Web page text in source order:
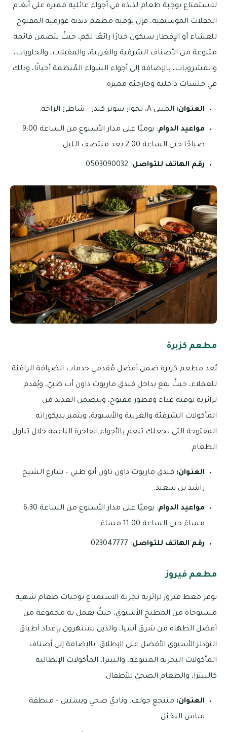
للاستمتاع بوجبة طعام لذيذة في أجواء عائلية مميزة على أنغام
الحفلات الموسيقية، فإن بوفيه مطعم دندنة غورميه المفتوح
للعشاء أو الإفطار سيكون خيارًا رائعًا لكم، حيثُ يتضمن قائمة
متنوعة من الأصناف الشرقية والغربية، والمقبلات، والحلويات،
والمشروبات، بالإضافة إلى أجواء الشواء المُنظمة أحيانًا، وذلك
في جلسات داخلية وخارجيّة مميزة.
العنوان: المبنى A، بجوار سوبر كيدز – شاطئ الراحة.
مواعيد الدوام
: يوميًا على مدار الأسبوع من الساعة 9:00
صباحًا حتى الساعة 2:00 بعد منتصف الليل.
رقم الهاتف للتواصل: 0503090032.
مطعم كزبرة
يُعد مطعم كزبرة ضمن أفضل مُقدمي خدمات الضيافة الراقيّة
للعملاء، حيثُ يقع بداخل فندق ماريوت داون أب ظبيّ، ويُقدم
لزائريه بوفيه غداء وفطور مفتوح، وبتضمن العديد من
المأكولات الشرقيّة والغربية والأسيوية، ويتميز بديكوراته
المفتوحة التي تجعلك تنعم بالأجواء الفاخرة الناعمة خلال تناول
الطعام.
العنوان: فندق ماريوت داون تاون أبو ظبي – شارع الشيخ
راشد بن سعيد.
مواعيد الدوام
: يوميًا على مدار الأسبوع من الساعة 6:30
مساءً حتى الساعة 11:00 مساءً.
رقم الهاتف للتواصل: 023047777.
مطعم فيروز
يوفر معط فيروز لزائريه تجربة الاستمتاع بوجبات طعام شهية
مستوحاة من المطبخ الأسيويَ، حيثُ يعمل به مجموعة من
أفضل الطهاة من شرق آسيا، والذين يشتهرون بإعداد أطباق
النودلز الأسيوي الأفضل على الإطلاق، بالإضافة إلى أصناف
المأكولات البحرية المتنوعة، والبيتزا، المأكولات الإيطالية
كالبيتزا، والطعام الصحيّ للأطفال.
العنوان: منتجع جولف، وناديّ صحي ويستين – منطقة
ساس النخيّل.